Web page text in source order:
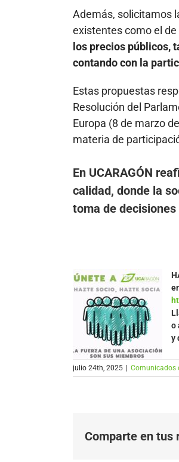
Además, solicitamos
existentes como el
los precios públicos,
contando con la
Estas propuestas
Resolución del
Europa (8 de marzo
materia de
En UCARAGÓN
calidad, donde la
toma de
o
y
julio 24th, 2025 | Comunicados
Comparte en tus